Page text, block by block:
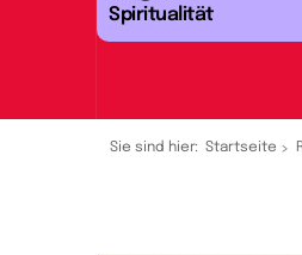
Spiritualität
Sie sind hier: Startseite